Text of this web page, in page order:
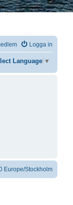
Logga in
Language ▼
Europe/Stockholm